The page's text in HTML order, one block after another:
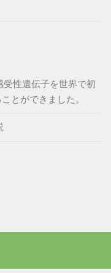
性遺伝子を世界で初
とができました。